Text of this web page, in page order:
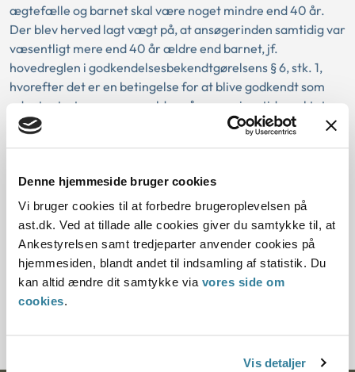
Denne hjemmeside bruger cookies
Vi bruger cookies til at forbedre brugeroplevelsen på
ast.dk. Ved at tillade alle cookies giver du samtykke til, at
Ankestyrelsen samt tredjeparter anvender cookies på
hjemmesiden, blandt andet til indsamling af statistik. Du
kan altid ændre dit samtykke via vores side om
cookies.
Vis detaljer
ægtefælle og barnet skal være noget mindre end 40 år.
Der blev herved lagt vægt på, at ansøgerinden samtidig var
væsentligt mere end 40 år ældre end barnet, jf.
hovedreglen i godkendelsesbekendtgørelsens § 6, stk. 1,
hvorefter det er en betingelse for at blive godkendt som
adoptant, at ansøgerens alder på ansøgningstidspunktet
ikke overstiger barnets alder med mere end 40 år.
et konkret barn i forslag til ansøgerne, kunne føre til, at
ansøgerne - trods det anførte - alligevel kunne godkendes
til et barn yngre end 12 måneder.
Et mindretal på tre medlemmer fandt, at ansøgernes
godkendelse kunne udvides til at omfatte det konkrete
barn. Efter § 8 i bekendtgørelse om forretningsorden for
Adoptionsnævnet træffes nævnets beslutninger ved